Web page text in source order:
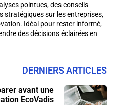
pointues, des conseils
stratégiques sur les entreprises,
Idéal pour rester informé,
des décisions éclairées en
DERNIERS ARTICLES
avant une
EcoVadis